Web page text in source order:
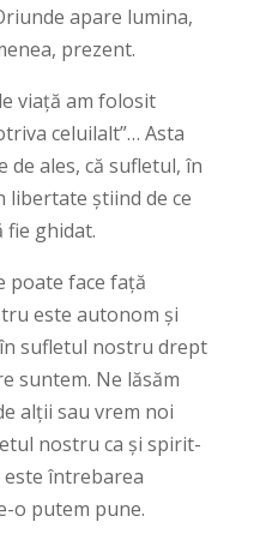
apare lumina,
prezent.
viață am folosit
celuilalt”… Asta
de ales, că sufletul, în
libertate știind de ce
fie ghidat.
poate face față
este autonom și
sufletul nostru drept
suntem. Ne lăsăm
alții sau vrem noi
nostru ca și spirit-
este întrebarea
o putem pune.